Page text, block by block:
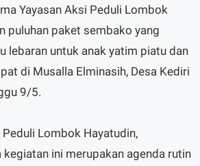
Yayasan Aksi Peduli Lombok
puluhan paket sembako yang
lebaran untuk anak yatim piatu dan
di Musalla Elminasih, Desa Kediri
9/5.
Peduli Lombok Hayatudin,
kegiatan ini merupakan agenda rutin